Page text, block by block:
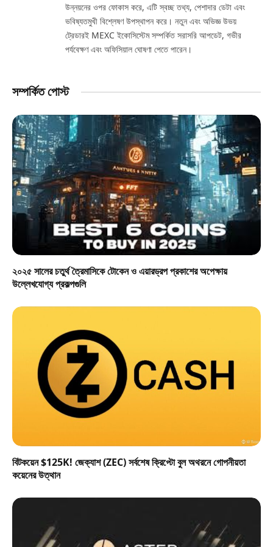
উন্নয়নের ওপর ফোকাস করে, এটি স্বচ্ছ তথ্য, পেশাদার ডেটা এবং
ভবিষ্যতমুখী বিশ্লেষণ উপস্থাপন করে। নতুন এবং অভিজ্ঞ উভয়
ট্রেডারই MEXC ইকোসিস্টেম সম্পর্কিত সরাসরি আপডেট, গভীর
পর্যবেক্ষণ এবং অফিসিয়াল ঘোষণা পেতে পারেন।
সম্পর্কিত পোস্ট
২০২৫ সালের চতুর্থ ত্রৈমাসিকে টোকেন ও এয়ারড্রপ প্রকাশের অপেক্ষায়
উল্লেখযোগ্য প্রকল্পগুলি
বিটকয়েন $125K! জেক্যাশ (ZEC) সর্বশেষ ক্রিপ্টো বুল অথরনে গোপনীয়তা
কয়েনের উত্থান